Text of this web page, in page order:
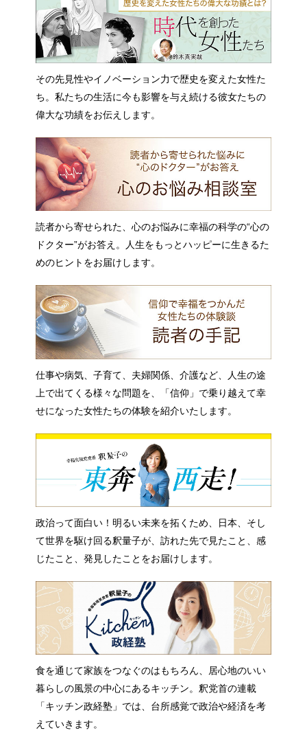
その先見性やイノベーション力で歴史を変えた女性た
ち。私たちの生活に今も影響を与え続ける彼女たちの
偉大な功績をお伝えします。
読者から寄せられた、心のお悩みに幸福の科学の“心の
ドクター”がお答え。人生をもっとハッピーに生きるた
めのヒントをお届けします。
仕事や病気、子育て、夫婦関係、介護など、人生の途
上で出てくる様々な問題を、「信仰」で乗り越えて幸
せになった女性たちの体験を紹介いたします。
政治って面白い！明るい未来を拓くため、日本、そし
て世界を駆け回る釈量子が、訪れた先で見たこと、感
じたこと、発見したことをお届けします。
食を通じて家族をつなぐのはもちろん、居心地のいい
暮らしの風景の中心にあるキッチン。釈党首の連載
「キッチン政経塾」では、台所感覚で政治や経済を考
えていきます。